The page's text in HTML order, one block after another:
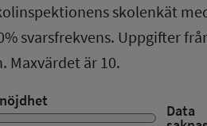
skolenkät
svarsfrekvens. Uppgifter
Maxvärdet är 10.
Data